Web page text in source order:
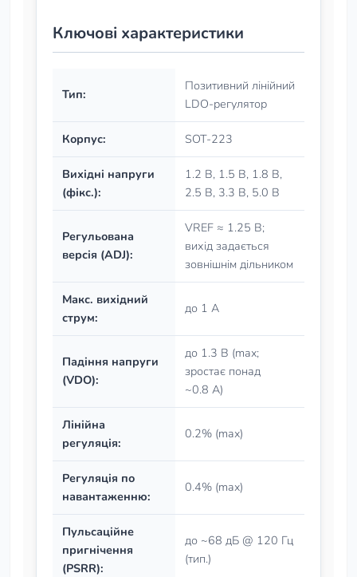
Ключові характеристики
Тип:
Позитивний лінійний
LDO-регулятор
Корпус: SOT-223
Вихідні напруги
(фікс.):
1.2 В, 1.5 В, 1.8 В,
2.5 В, 3.3 В, 5.0 В
Регульована
версія (ADJ):
VREF ≈ 1.25 В;
вихід задається
зовнішнім дільником
Макс. вихідний
струм:
до 1 А
Падіння напруги
(VDO):
до 1.3 В (max;
зростає понад
~0.8 А)
Лінійна
регуляція:
0.2% (max)
Регуляція по
навантаженню:
0.4% (max)
Пульсаційне
пригнічення
(PSRR):
до ~68 дБ @ 120 Гц
(тип.)